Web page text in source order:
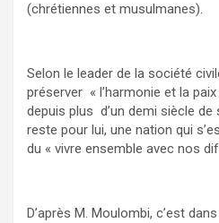
(chrétiennes et musulmanes).
Selon le leader de la société
préserver « l’harmonie et la
depuis plus d’un demi siècle de
reste pour lui, une nation qui
du « vivre ensemble avec nos
D’après M. Moulombi, c’est